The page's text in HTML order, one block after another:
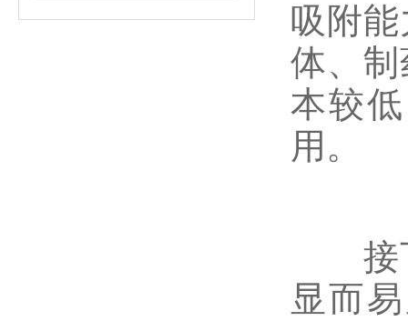
吸附
体、
本较
用。
接下
显而